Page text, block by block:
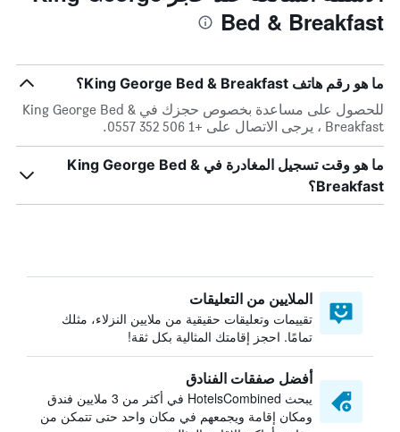
Bed & Breakfast
ما هو رقم هاتف King George Bed & Breakfast؟
للحصول على مساعدة بخصوص حجزك في King George Bed &
Breakfast ، يرجى الاتصال على +1 506 352 0557.
ما هو وقت تسجيل المغادرة في King George Bed &
Breakfast؟
الملايين من التعليقات
تقييمات وتعليقات حقيقية من ملايين النزلاء، مثلك
تمامًا. احجز إقامتك المثالية بكل ثقة!
أفضل صفقات الفنادق
يبحث HotelsCombined في أكثر من 3 ملايين فندق
ومكان إقامة ويجمعهم في مكان واحد حتى تتمكن من